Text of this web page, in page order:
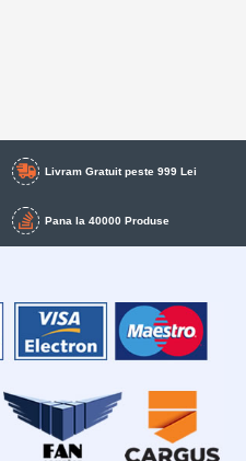
Livram Gratuit peste 999 Lei
Pana la 40000 Produse